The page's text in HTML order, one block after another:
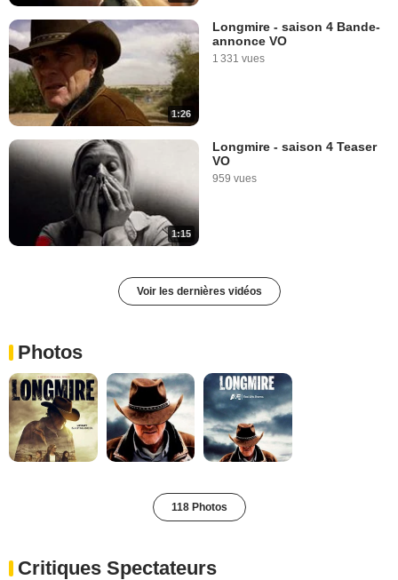
1:26
Longmire - saison 4 Bande-
annonce VO
1 331 vues
1:15
Longmire - saison 4 Teaser
VO
959 vues
Voir les dernières vidéos
Photos
118 Photos
Critiques Spectateurs